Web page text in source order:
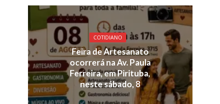
COTIDIANO
Feira de Artesanato
ocorrerá na Av. Paula
Ferreira, em Pirituba,
neste sábado, 8